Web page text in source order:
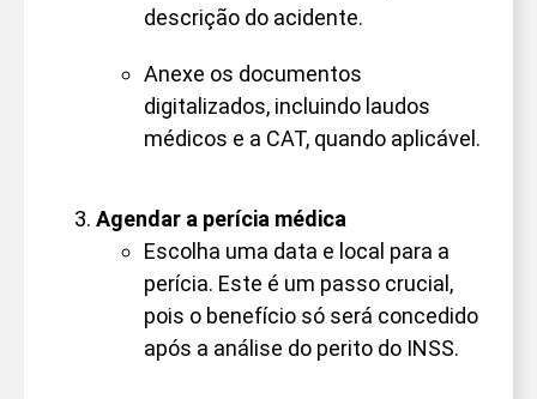
descrição do acidente.
Anexe os documentos
digitalizados, incluindo laudos
médicos e a CAT, quando aplicável.
Agendar a perícia médica
Escolha uma data e local para a
perícia. Este é um passo crucial,
pois o benefício só será concedido
após a análise do perito do INSS.